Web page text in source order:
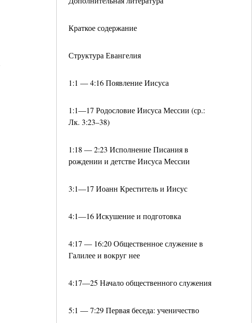
Краткое содержание
Структура Евангелия
1:1 — 4:16 Появление Иисуса
1:1—17 Родословие Иисуса Мессии (ср.:
Лк. 3:23–38)
1:18 — 2:23 Исполнение Писания в
рождении и детстве Иисуса Мессии
3:1—17 Иоанн Креститель и Иисус
4:1—16 Искушение и подготовка
4:17 — 16:20 Общественное служение в
Галилее и вокруг нее
4:17—25 Начало общественного служения
5:1 — 7:29 Первая беседа: ученичество